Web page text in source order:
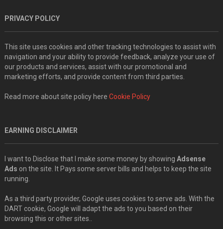
PRIVACY POLICY
This site uses cookies and other tracking technologies to assist with
navigation and your ability to provide feedback, analyze your use of
our products and services, assist with our promotional and
marketing efforts, and provide content from third parties.
Read more about site policy here Cookie Policy
EARNING DISCLAIMER
I want to Disclose that I make some money by showing Adsense
Ads on the site. It Pays some server bills and helps to keep the site
running.
As a third party provider, Google uses cookies to serve ads. With the
DART cookie, Google will adapt the ads to you based on their
browsing this or other sites..